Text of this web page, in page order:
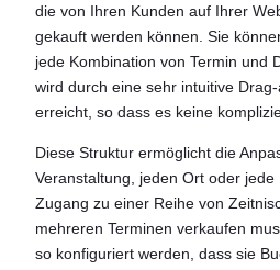
die von Ihren Kunden auf Ihrer
gekauft werden können. Sie
jede Kombination von Termin und
wird durch eine sehr intuitive
erreicht, so dass es keine
Diese Struktur ermöglicht die
Veranstaltung, jeden Ort oder jede
Zugang zu einer Reihe von
mehreren Terminen verkaufen
so konfiguriert werden, dass sie